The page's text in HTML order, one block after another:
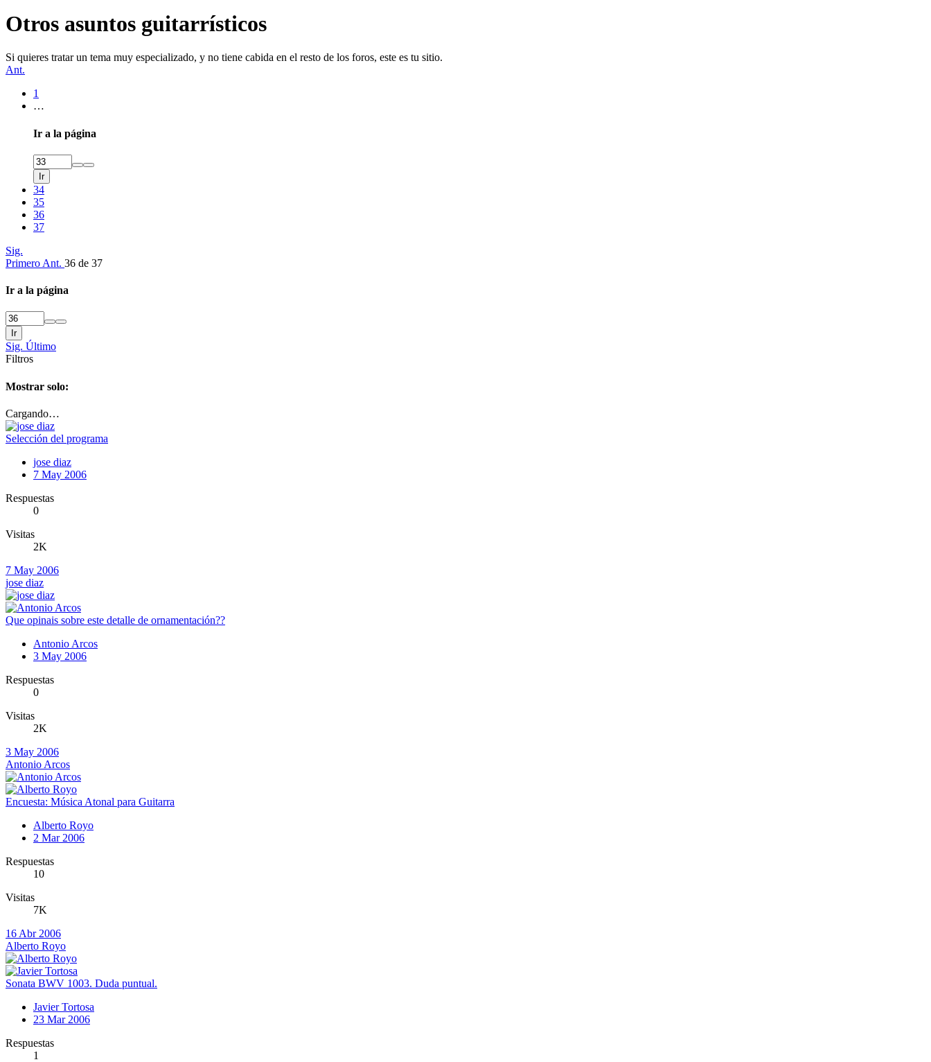
Otros asuntos guitarrísticos
Si quieres tratar un tema muy especializado, y no tiene cabida en el resto de los foros, este es tu sitio.
Ant.
1
…
Ir a la página
Ir
34
35
36
37
Sig.
Primero Ant. 36 de 37
Ir a la página
Ir
Sig. Último
Filtros
Mostrar solo:
Cargando…
Selección del programa
jose diaz
7 May 2006
Respuestas
0
Visitas
2K
7 May 2006
jose diaz
Que opinais sobre este detalle de ornamentación??
Antonio Arcos
3 May 2006
Respuestas
0
Visitas
2K
3 May 2006
Antonio Arcos
Encuesta: Música Atonal para Guitarra
Alberto Royo
2 Mar 2006
Respuestas
10
Visitas
7K
16 Abr 2006
Alberto Royo
Sonata BWV 1003. Duda puntual.
Javier Tortosa
23 Mar 2006
Respuestas
1